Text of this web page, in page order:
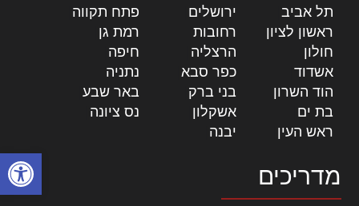
פתח
תל אביב ירושלים פתח תקווה
ראשון לציון
רחובות רמת גן
חולון
הרצליה חיפה
אשדוד
כפר סבא נתניה
הוד השרון
בני ברק באר שבע
בת ים
אשקלון נס ציונה
ראש העין
יבנה
מדריכים